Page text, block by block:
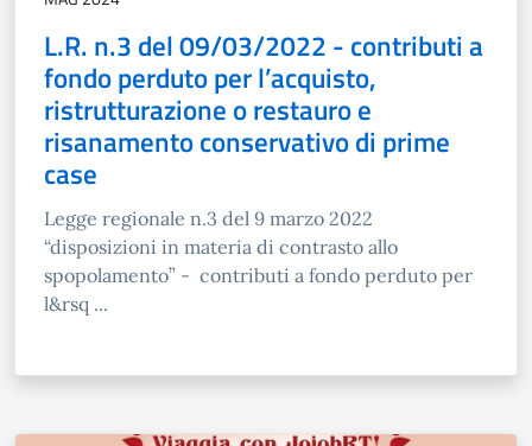
L.R. n.3 del 09/03/2022 - contributi a
fondo perduto per l’acquisto,
ristrutturazione o restauro e
risanamento conservativo di prime
case
Legge regionale n.3 del 9 marzo 2022
“disposizioni in materia di contrasto allo
spopolamento” - contributi a fondo perduto per
l&rsq ...